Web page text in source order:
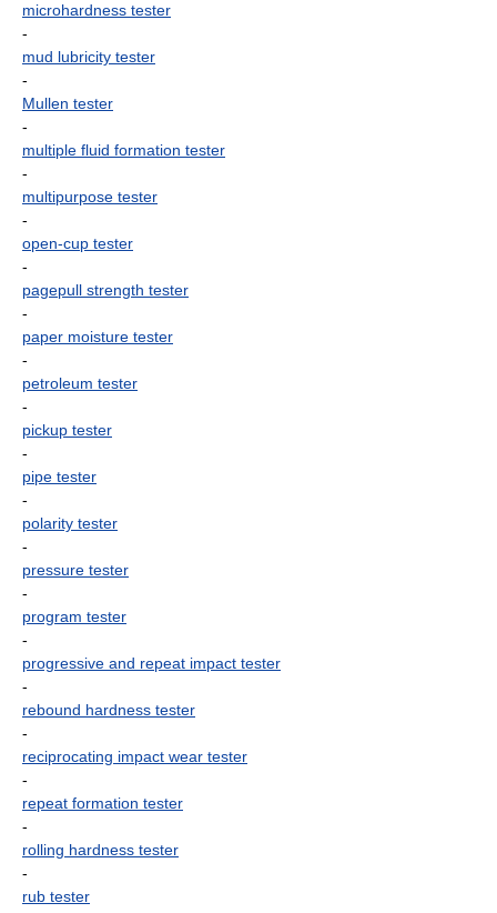
microhardness tester
-
mud lubricity tester
-
Mullen tester
-
multiple fluid formation tester
-
multipurpose tester
-
open-cup tester
-
pagepull strength tester
-
paper moisture tester
-
petroleum tester
-
pickup tester
-
pipe tester
-
polarity tester
-
pressure tester
-
program tester
-
progressive and repeat impact tester
-
rebound hardness tester
-
reciprocating impact wear tester
-
repeat formation tester
-
rolling hardness tester
-
rub tester